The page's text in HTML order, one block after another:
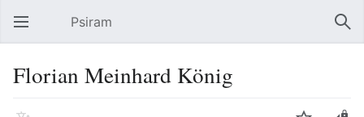
Hauptmenü öffnen Psiram
Florian Meinhard König